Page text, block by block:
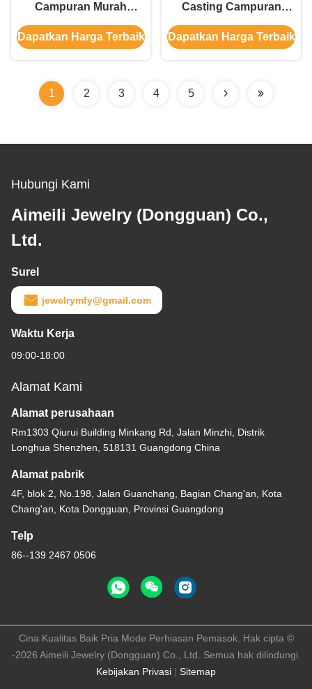
Campuran Murah
Ukuran Acak Jenis
Cincin Perhiasan Baja
Dapatkan Harga Terbaik
Casting Campuran
Cincin Jari Ukuran Acak
Jenis Baja Tahan Karat
Dapatkan Harga Terbaik
1 2 3 4 5
Hubungi Kami
Aimeili Jewelry (Dongguan) Co.,
Ltd.
Surel
jewelrymfy@gmail.com
Waktu Kerja
09:00-18:00
Alamat Kami
Alamat perusahaan
Rm1303 Qiurui Building Minkang Rd, Jalan Minzhi, Distrik
Longhua Shenzhen, 518131 Guangdong China
Alamat pabrik
4F, blok 2, No.198, Jalan Guanchang, Bagian Chang'an, Kota
Chang'an, Kota Dongguan, Provinsi Guangdong
Telp
86--139 2467 0506
Kebijakan Privasi | Sitemap
Cina Kualitas Baik Pria Mode Perhiasan Pemasok. Hak cipta ©
-2026 Aimeili Jewelry (Dongguan) Co., Ltd. Semua hak dilindungi.